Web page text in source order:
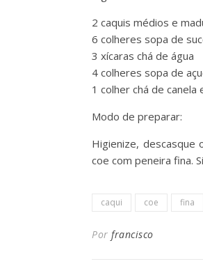
2 caquis médios e
6 colheres sopa de
3 xícaras chá de água
4 colheres sopa de
1 colher chá de canela
Modo de preparar:
Higienize, descasque
coe com peneira fina.
caqui coe fina
Por francisco